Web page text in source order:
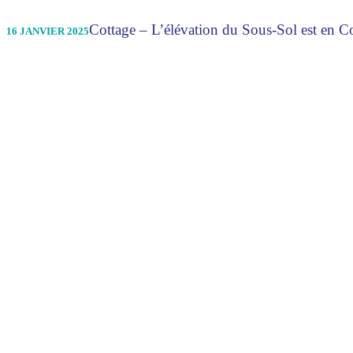
16 JANVIER 2025Cottage – L’élévation du Sous-Sol est en